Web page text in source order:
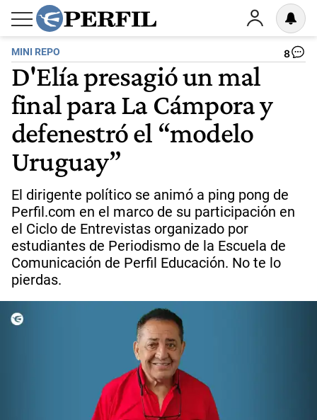
MINI REPO 8
D'Elía presagió un mal
final para La Cámpora y
defenestró el “modelo
Uruguay”
El dirigente político se animó a ping pong de
Perfil.com en el marco de su participación en
el Ciclo de Entrevistas organizado por
estudiantes de Periodismo de la Escuela de
Comunicación de Perfil Educación. No te lo
pierdas.